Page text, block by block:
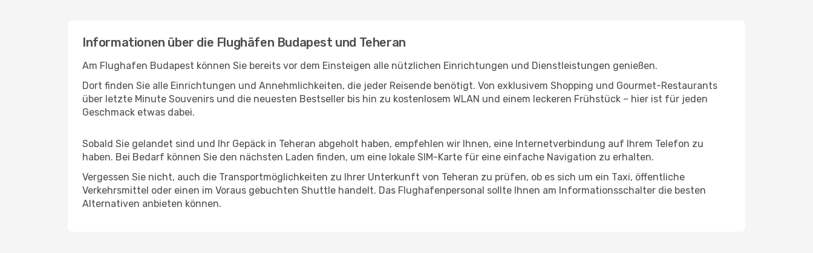
Informationen über die Flughäfen Budapest und Teheran
Am Flughafen Budapest können Sie bereits vor dem Einsteigen alle nützlichen Einrichtungen und Dienstleistungen genießen.
Dort finden Sie alle Einrichtungen und Annehmlichkeiten, die jeder Reisende benötigt. Von exklusivem Shopping und Gourmet-Restaurants
über letzte Minute Souvenirs und die neuesten Bestseller bis hin zu kostenlosem WLAN und einem leckeren Frühstück – hier ist für jeden
Geschmack etwas dabei.
Sobald Sie gelandet sind und Ihr Gepäck in Teheran abgeholt haben, empfehlen wir Ihnen, eine Internetverbindung auf Ihrem Telefon zu
haben. Bei Bedarf können Sie den nächsten Laden finden, um eine lokale SIM-Karte für eine einfache Navigation zu erhalten.
Vergessen Sie nicht, auch die Transportmöglichkeiten zu Ihrer Unterkunft von Teheran zu prüfen, ob es sich um ein Taxi, öffentliche
Verkehrsmittel oder einen im Voraus gebuchten Shuttle handelt. Das Flughafenpersonal sollte Ihnen am Informationsschalter die besten
Alternativen anbieten können.